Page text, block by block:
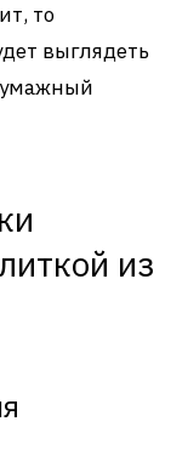
то
выглядеть
из